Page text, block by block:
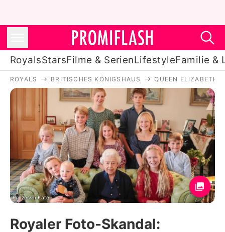
RoyalsStarsFilme & SerienLifestyleFamilie &
Royals
Stars
Filme & Serien
Lifestyle
Familie & Liebe
Promiflash Exklusiv
ROYALS BRITISCHES KÖNIGSHAUS QUEEN ELIZABETH
Prinzessin Kate
Royaler Foto-Skandal: